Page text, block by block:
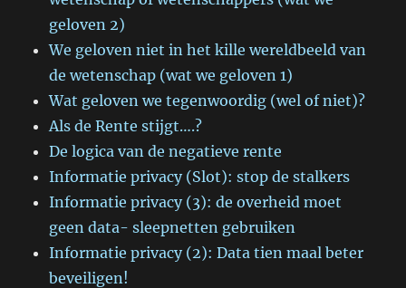
geloven 2)
We geloven niet in het kille wereldbeeld van
de wetenschap (wat we geloven 1)
Wat geloven we tegenwoordig (wel of niet)?
Als de Rente stijgt….?
De logica van de negatieve rente
Informatie privacy (Slot): stop de stalkers
Informatie privacy (3): de overheid moet
geen data- sleepnetten gebruiken
Informatie privacy (2): Data tien maal beter
beveiligen!